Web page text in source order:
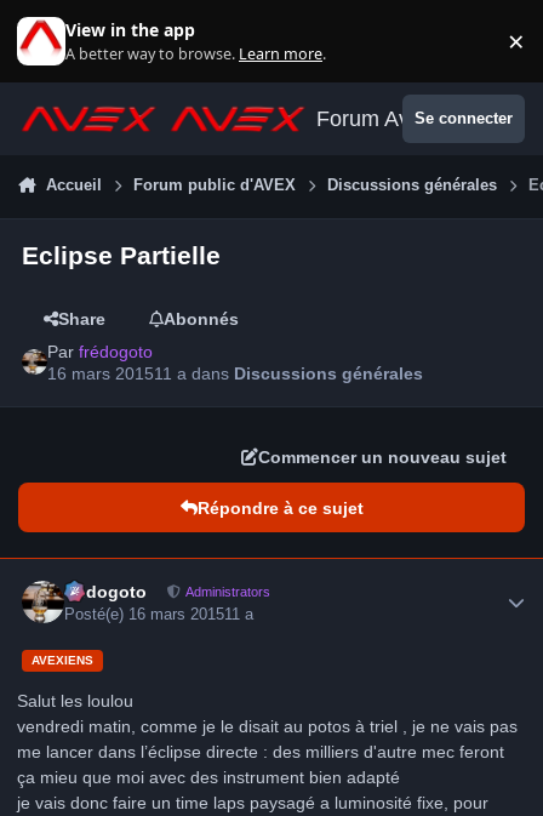
View in the app
A better way to browse. Learn more. ×
Forum AvexSe connecter
Accueil Forum public d'AVEX Discussions générales
Eclipse Partielle
Share
Abonnés
Parfrédogoto
16 mars 201511 a dans Discussions générales
Commencer un nouveau sujet
Répondre à ce sujet
frédogoto Administrators
Posté(e) 16 mars 201511 a
AVEXIENS
Salut les loulou
vendredi matin, comme je le disait au potos à triel , je ne vais pas
me lancer dans l’éclipse directe : des milliers d'autre mec feront
ça mieu que moi avec des instrument bien adapté
je vais donc faire un time laps paysagé a luminosité fixe, pour